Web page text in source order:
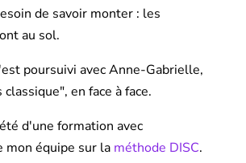
de savoir monter : les
au sol.
poursuivi avec Anne-Gabrielle,
en face à face.
d'une formation avec
mon équipe sur la méthode DISC.